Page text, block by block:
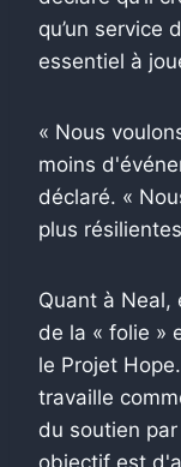
qu’un service
essentiel à
« Nous
moins
déclaré. «
plus
Quant à
de la « folie »
le Projet
travaille
du soutien
objectif est